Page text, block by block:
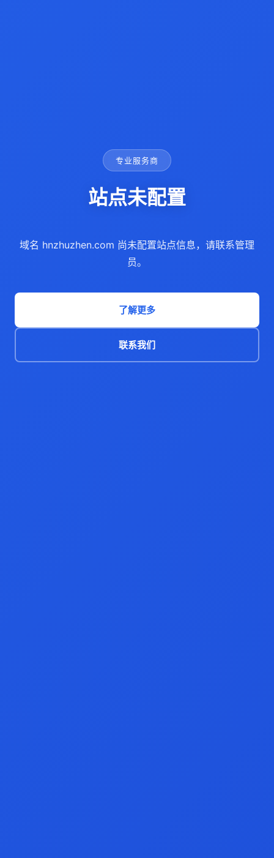
专业服务商
站点未配置
域名 hnzhuzhen.com 尚未配置站点信息，请联系管理
员。
了解更多
联系我们